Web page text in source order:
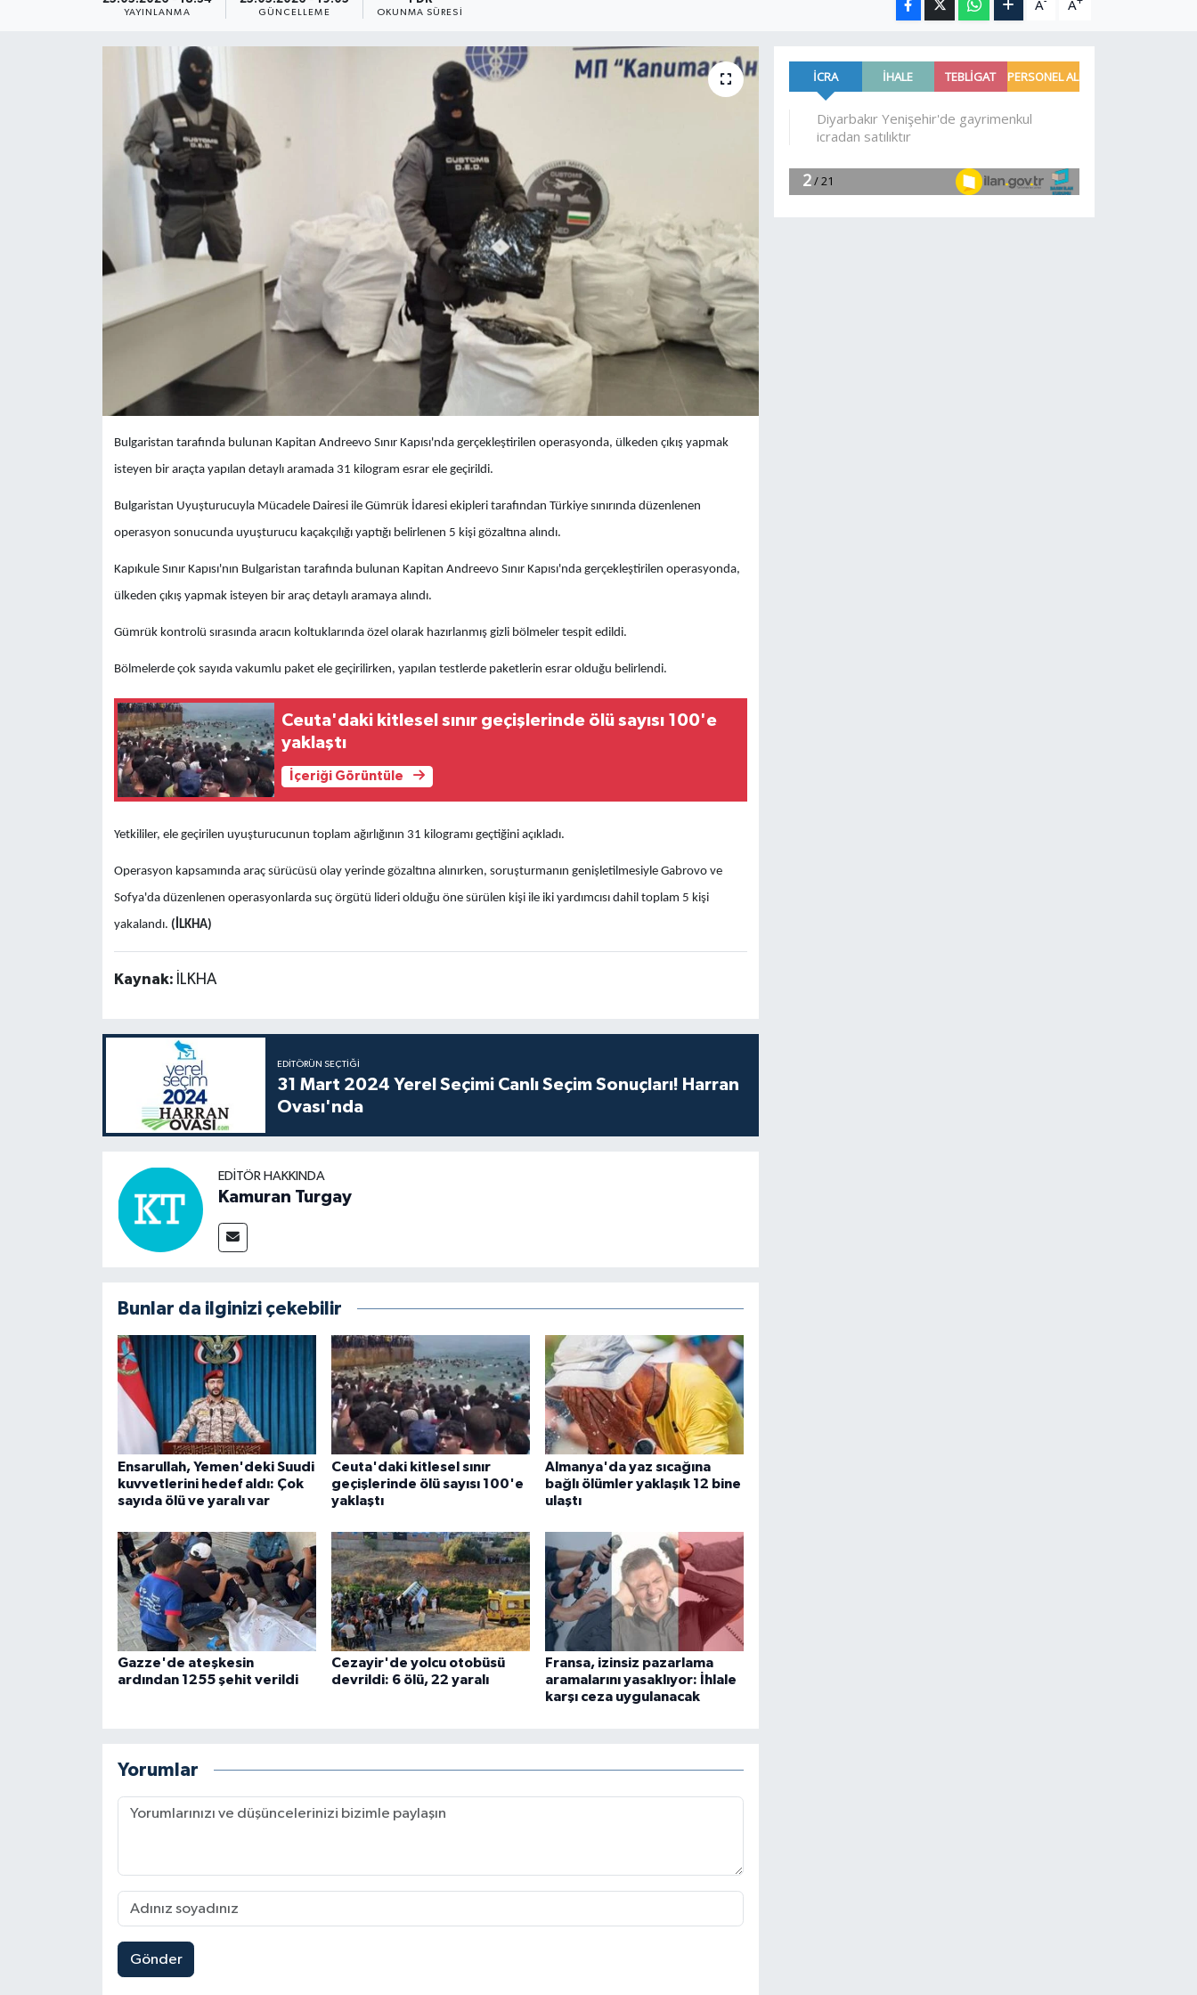
YAYINLANMA GÜNCELLEME OKUNMA SÜRESI
A A
Bulgaristan tarafında bulunan Kapitan Andreevo Sınır Kapısı'nda gerçekleştirilen operasyonda, ülkeden çıkış yapmak
isteyen bir araçta yapılan detaylı aramada 31 kilogram esrar ele geçirildi.
Bulgaristan Uyuşturucuyla Mücadele Dairesi ile Gümrük İdaresi ekipleri tarafından Türkiye sınırında düzenlenen
operasyon sonucunda uyuşturucu kaçakçılığı yaptığı belirlenen 5 kişi gözaltına alındı.
Kapıkule Sınır Kapısı'nın Bulgaristan tarafında bulunan Kapitan Andreevo Sınır Kapısı'nda gerçekleştirilen operasyonda,
ülkeden çıkış yapmak isteyen bir araç detaylı aramaya alındı.
Gümrük kontrolü sırasında aracın koltuklarında özel olarak hazırlanmış gizli bölmeler tespit edildi.
Bölmelerde çok sayıda vakumlu paket ele geçirilirken, yapılan testlerde paketlerin esrar olduğu belirlendi.
Ceuta'daki kitlesel sınır geçişlerinde ölü sayısı 100'e
yaklaştı
İçeriği Görüntüle
Yetkililer, ele geçirilen uyuşturucunun toplam ağırlığının 31 kilogramı geçtiğini açıkladı.
Operasyon kapsamında araç sürücüsü olay yerinde gözaltına alınırken, soruşturmanın genişletilmesiyle Gabrovo ve
Sofya'da düzenlenen operasyonlarda suç örgütü lideri olduğu öne sürülen kişi ile iki yardımcısı dahil toplam 5 kişi
yakalandı. (İLKHA)
Kaynak: İLKHA
EDITÖRÜN SEÇTIĞI
31 Mart 2024 Yerel Seçimi Canlı Seçim Sonuçları! Harran
Ovası'nda
EDITÖR HAKKINDA
Kamuran Turgay
Bunlar da ilginizi çekebilir
Ensarullah, Yemen'deki Suudi
kuvvetlerini hedef aldı: Çok
sayıda ölü ve yaralı var
Ceuta'daki kitlesel sınır
geçişlerinde ölü sayısı 100'e
yaklaştı
Almanya'da yaz sıcağına
bağlı ölümler yaklaşık 12 bine
ulaştı
Gazze'de ateşkesin
ardından 1255 şehit verildi
Cezayir'de yolcu otobüsü
devrildi: 6 ölü, 22 yaralı
Fransa, izinsiz pazarlama
aramalarını yasaklıyor: İhlale
karşı ceza uygulanacak
Yorumlar
Gönder
Bi̇li̇m & Teknoloji̇